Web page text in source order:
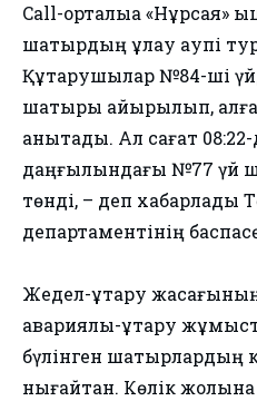
Call-орталыққа «Нұрсая»
шатырдың құлау қаупі
Құтқарушылар №84-ші
шатыры қайырылып,
анықтады. Ал сағат
даңғылындағы №77 үй
төнді, – деп хабарлады
департаментінің
Жедел-құтқару
авариялық-құтқару
бүлінген шатырлардың
нығайтқан. Көлік